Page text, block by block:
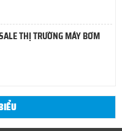
THỊ TRƯỜNG MÁY BƠM